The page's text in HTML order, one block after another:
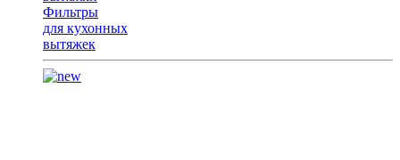
Фильтры
для кухонных
вытяжек